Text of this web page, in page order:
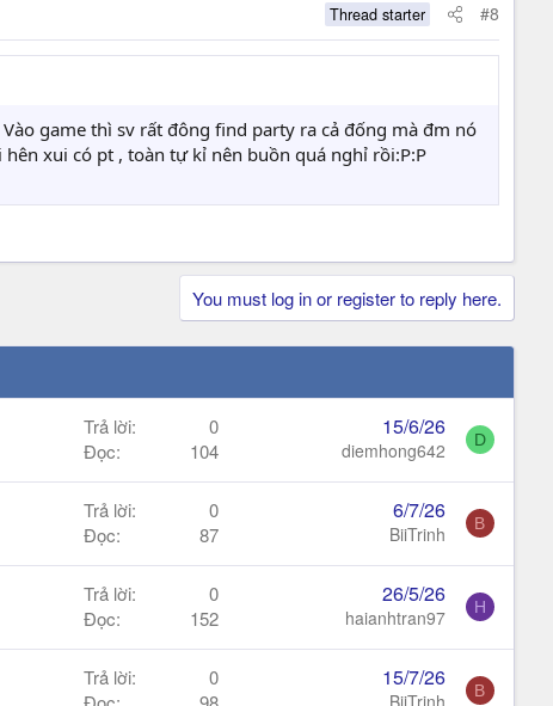
Thread starter #8
game thì sv rất đông find party ra cả đống mà đm nó
xui có pt , toàn tự kỉ nên buồn quá nghỉ rồi:P:P
You must log in or register to reply here.
Trả lời
0
Đọc
104
15/6/26
diemhong642 D
Trả lời
0
Đọc
87
6/7/26
BiiTrinh B
Trả lời
0
Đọc
152
26/5/26
haianhtran97 H
Trả lời
0
15/7/26
BiiTrinh B